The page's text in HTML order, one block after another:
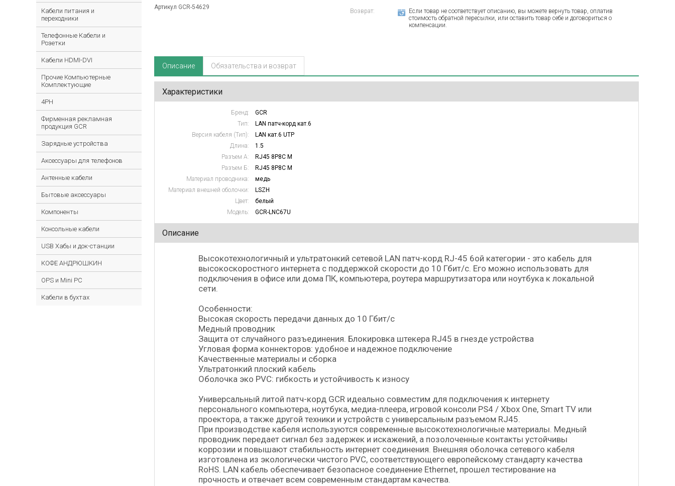
Кабели питания и
переходники
Телефонные Кабели и
Розетки
Кабели HDMI-DVI
Прочие Компьютерные
Комплектующие
4PH
Фирменная рекламная
продукция GCR
Зарядные устройства
Аксессуары для телефонов
Антенные кабели
Бытовые аксессуары
Компоненты
Консольные кабели
USB Хабы и док-станции
КОФЕ АНДРЮШКИН
OPS и Mini PC
Кабели в бухтах
Артикул GCR-54629
Возврат:
Если товар не соответствует описанию, вы можете вернуть товар, оплатив
стоимость обратной пересылки, или оставить товар себе и договориться о
компенсации.
Описание Обязательства и возврат
Характеристики
Бренд:
GCR
Тип:
LAN патч-корд кат.6
Версия кабеля (Тип):
LAN кат.6 UTP
Длина:
1.5
Разъем А:
RJ45 8P8C M
Разъем Б:
RJ45 8P8C M
Материал проводника:
медь
Материал внешней оболочки:
LSZH
Цвет:
белый
Модель:
GCR-LNC67U
Описание
Высокотехнологичный и ультратонкий сетевой LAN патч-корд RJ-45 6ой категории - это кабель для
высокоскоростного интернета с поддержкой скорости до 10 Гбит/с. Его можно использовать для
подключения в офисе или дома ПК, компьютера, роутера маршрутизатора или ноутбука к локальной
сети.
Особенности:
Высокая скорость передачи данных до 10 Гбит/с
Медный проводник
Защита от случайного разъединения. Блокировка штекера RJ45 в гнезде устройства
Угловая форма коннекторов: удобное и надежное подключение
Качественные материалы и сборка
Ультратонкий плоский кабель
Оболочка эко PVC: гибкость и устойчивость к износу
Универсальный литой патч-корд GCR идеально совместим для подключения к интернету
персонального компьютера, ноутбука, медиа-плеера, игровой консоли PS4 / Xbox One, Smart TV или
проектора, а также другой техники и устройств с универсальным разъемом RJ45.
При производстве кабеля используются современные высокотехнологичные материалы. Медный
проводник передает сигнал без задержек и искажений, а позолоченные контакты устойчивы
коррозии и повышают стабильность интернет соединения. Внешняя оболочка сетевого кабеля
изготовлена из экологически чистого PVC, соответствующего европейскому стандарту качества
RoHS. LAN кабель обеспечивает безопасное соединение Ethernet, прошел тестирование на
прочность и отвечает всем современным стандартам качества.